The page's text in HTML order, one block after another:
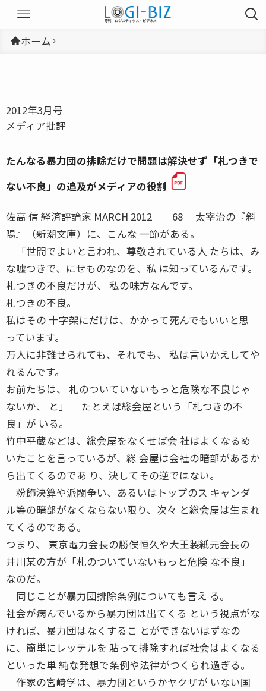
ホーム
2012年3月号
メディア批評
たんなる暴力団の排除だけで問題は解決せず「札つきで
ない不良」の追及がメディアの役割
佐高 信 経済評論家 MARCH 2012 68 太宰治の『斜
陽』（新潮文庫）に、こんな 一節がある。
「世間でよいと言われ、尊敬されている人 たちは、み
な嘘つきで、にせものなのを、私 は知っているんです。
札つきの不良だけが、 私の味方なんです。
札つきの不良。
私はその 十字架にだけは、かかって死んでもいいと思
っています。
万人に非難せられても、それでも、 私は言いかえしてや
れるんです。
お前たちは、 札のついていないもっと危険な不良じゃ
ないか、 と」 たとえば総会屋という「札つきの不
良」が いる。
竹中平蔵などは、総会屋をなくせば会 社はよくなるめ
いたことを言っているが、総 会屋は会社の暗部があるか
ら出てくるのであ り、決してその逆ではない。
粉飾決算や派閥争い、あるいはトップのス キャンダ
ル等の暗部がなくならない限り、次々 と総会屋は生まれ
てくるのである。
つまり、 東京電力会長の勝俣恒久や大王製紙元会長の
井川某の方が「札のついていないもっと危険 な不良」
なのだ。
同じことが暴力団排除条例についても言え る。
社会が病んでいるから暴力団は出てくる という視点がな
ければ、暴力団はなくするこ とができないはずなの
に、簡単にレッテルを 貼って排除すれば社会はよくなる
といった単 純な発想で条例や法律がつくられ過ぎる。
作家の宮崎学は、暴力団というかヤクザが いない国